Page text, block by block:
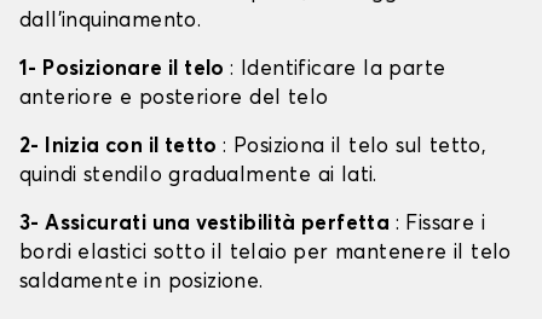
dall'inquinamento.
1- Posizionare il telo: Identificare la parte
anteriore e posteriore del telo
2- Inizia con il tetto: Posiziona il telo sul tetto,
quindi stendilo gradualmente ai lati.
3- Assicurati una vestibilità perfetta : Fissare i
bordi elastici sotto il telaio per mantenere il telo
saldamente in posizione.